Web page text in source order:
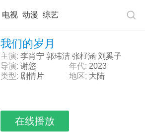
电视 动漫 综艺
我们的岁月
主演: 李肖宁 郭玮洁 张杍涵 刘奚子
导演: 谢悠 年代: 2023
类型: 剧情片 地区: 大陆
在线播放